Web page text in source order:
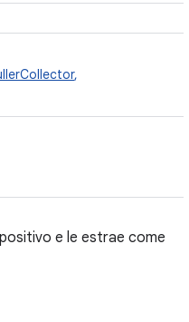
,
e le estrae come